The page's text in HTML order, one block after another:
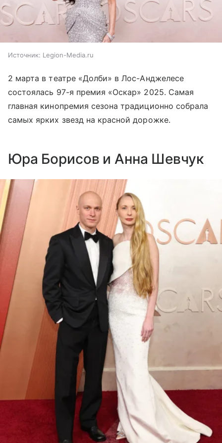
Источник: Legion-Media.ru
2 марта в театре «Долби» в Лос-Анджелесе
состоялась 97-я премия «Оскар» 2025. Самая
главная кинопремия сезона традиционно собрала
самых ярких звезд на красной дорожке.
Юра Борисов и Анна Шевчук